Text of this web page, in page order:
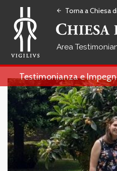
arrow_back Torna a Chiesa
Testimonianza e